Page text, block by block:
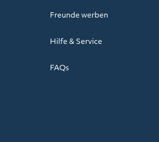
Freunde werben
Hilfe & Service
FAQs